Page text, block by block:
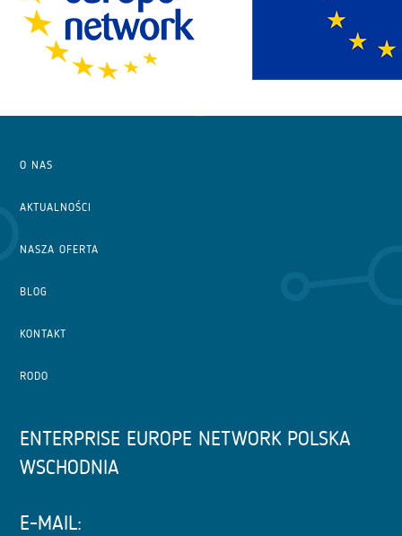
O NAS
AKTUALNOŚCI
NASZA OFERTA
BLOG
KONTAKT
RODO
ENTERPRISE EUROPE NETWORK POLSKA
WSCHODNIA
E-MAIL: